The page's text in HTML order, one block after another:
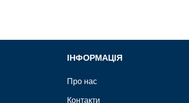
ІНФОРМАЦІЯ
Про нас
Контакти